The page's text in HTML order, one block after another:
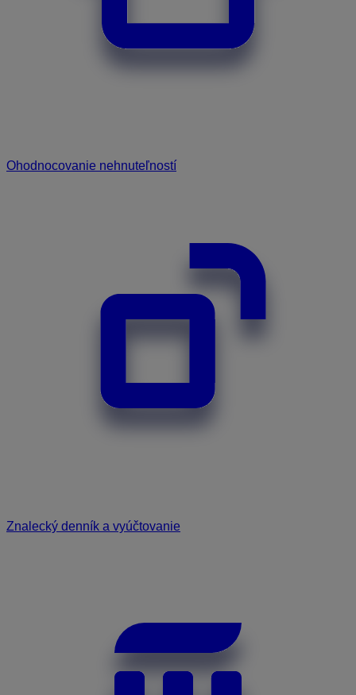
Ohodnocovanie nehnuteľností
Znalecký denník a vyúčtovanie